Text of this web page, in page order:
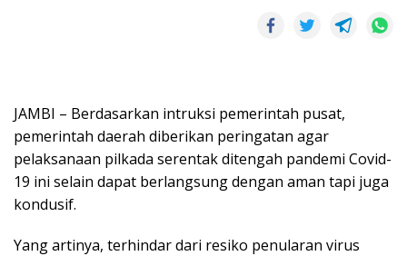
JAMBI – Berdasarkan intruksi pemerintah pusat,
pemerintah daerah diberikan peringatan agar
pelaksanaan pilkada serentak ditengah pandemi Covid-
19 ini selain dapat berlangsung dengan aman tapi juga
kondusif.
Yang artinya, terhindar dari resiko penularan virus